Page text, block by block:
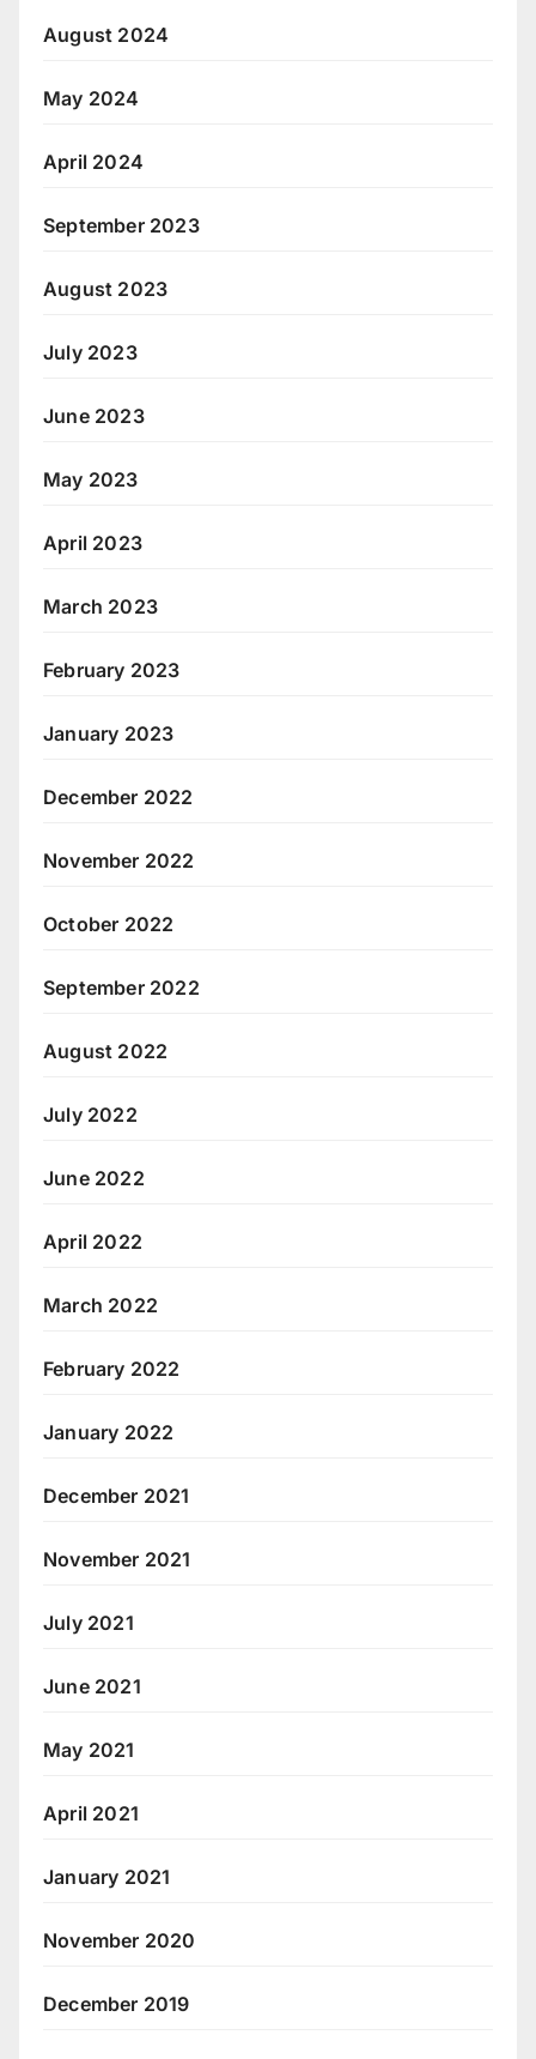
August 2024
May 2024
April 2024
September 2023
August 2023
July 2023
June 2023
May 2023
April 2023
March 2023
February 2023
January 2023
December 2022
November 2022
October 2022
September 2022
August 2022
July 2022
June 2022
April 2022
March 2022
February 2022
January 2022
December 2021
November 2021
July 2021
June 2021
May 2021
April 2021
January 2021
November 2020
December 2019